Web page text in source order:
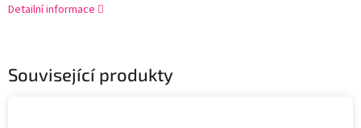
Detailní informace
Související produkty